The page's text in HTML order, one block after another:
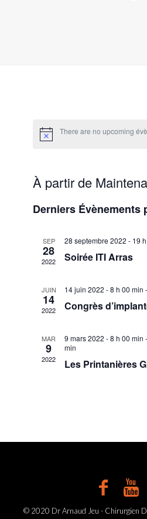
There are no upcoming
À partir de
une
Derniers Évènements
SEP
28
2022
28 septembre 2022 - 19
Soirée ITI Arras
JUIN
14
2022
14 juin 2022 - 8 h 00 min -
Congrès
MAR
9
2022
9 mars 2022 - 8 h 00 min -
min
Les Printanières
© 2020 Dr Arnaud Jeu - Chirurgien